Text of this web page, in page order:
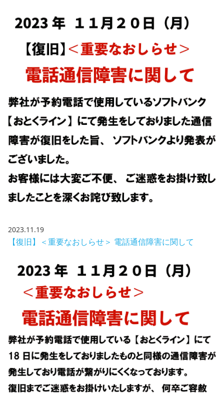
2023.11.19
【復旧】＜重要なおしらせ＞ 電話通信障害に関して